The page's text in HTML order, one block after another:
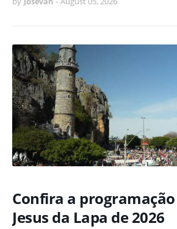
Confira a
Jesus da Lapa de 2026